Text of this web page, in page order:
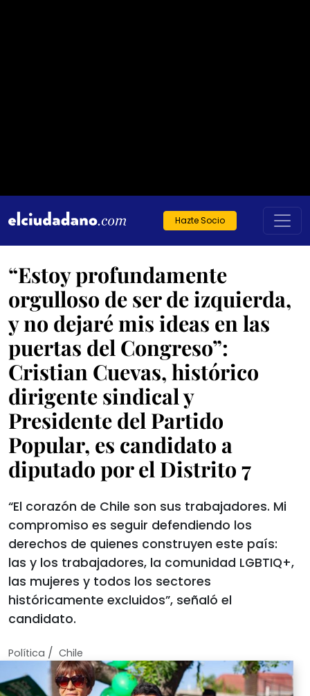
Hazte Socio
“Estoy profundamente
orgulloso de ser de izquierda,
y no dejaré mis ideas en las
puertas del Congreso”:
Cristian Cuevas, histórico
dirigente sindical y
Presidente del Partido
Popular, es candidato a
diputado por el Distrito 7
“El corazón de Chile son sus trabajadores. Mi
compromiso es seguir defendiendo los
derechos de quienes construyen este país:
las y los trabajadores, la comunidad LGBTIQ+,
las mujeres y todos los sectores
históricamente excluidos”, señaló el
candidato.
Política / Chile